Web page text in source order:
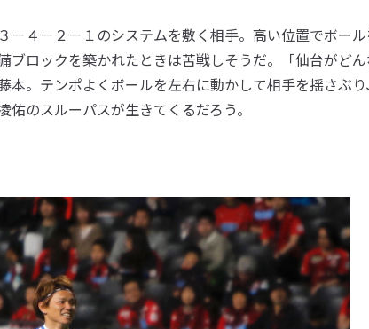
４－２－１のシステムを敷く相手。高い位置でボー
ブロックを築かれたときは苦戦しそうだ。「仙台がど
。テンポよくボールを左右に動かして相手を揺さぶり
佑のスルーパスが生きてくるだろう。